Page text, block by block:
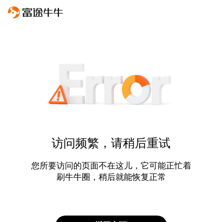
访问频繁，请稍后重试
您所要访问的页面不在这儿，它可能正忙着
刷牛牛圈，稍后就能恢复正常